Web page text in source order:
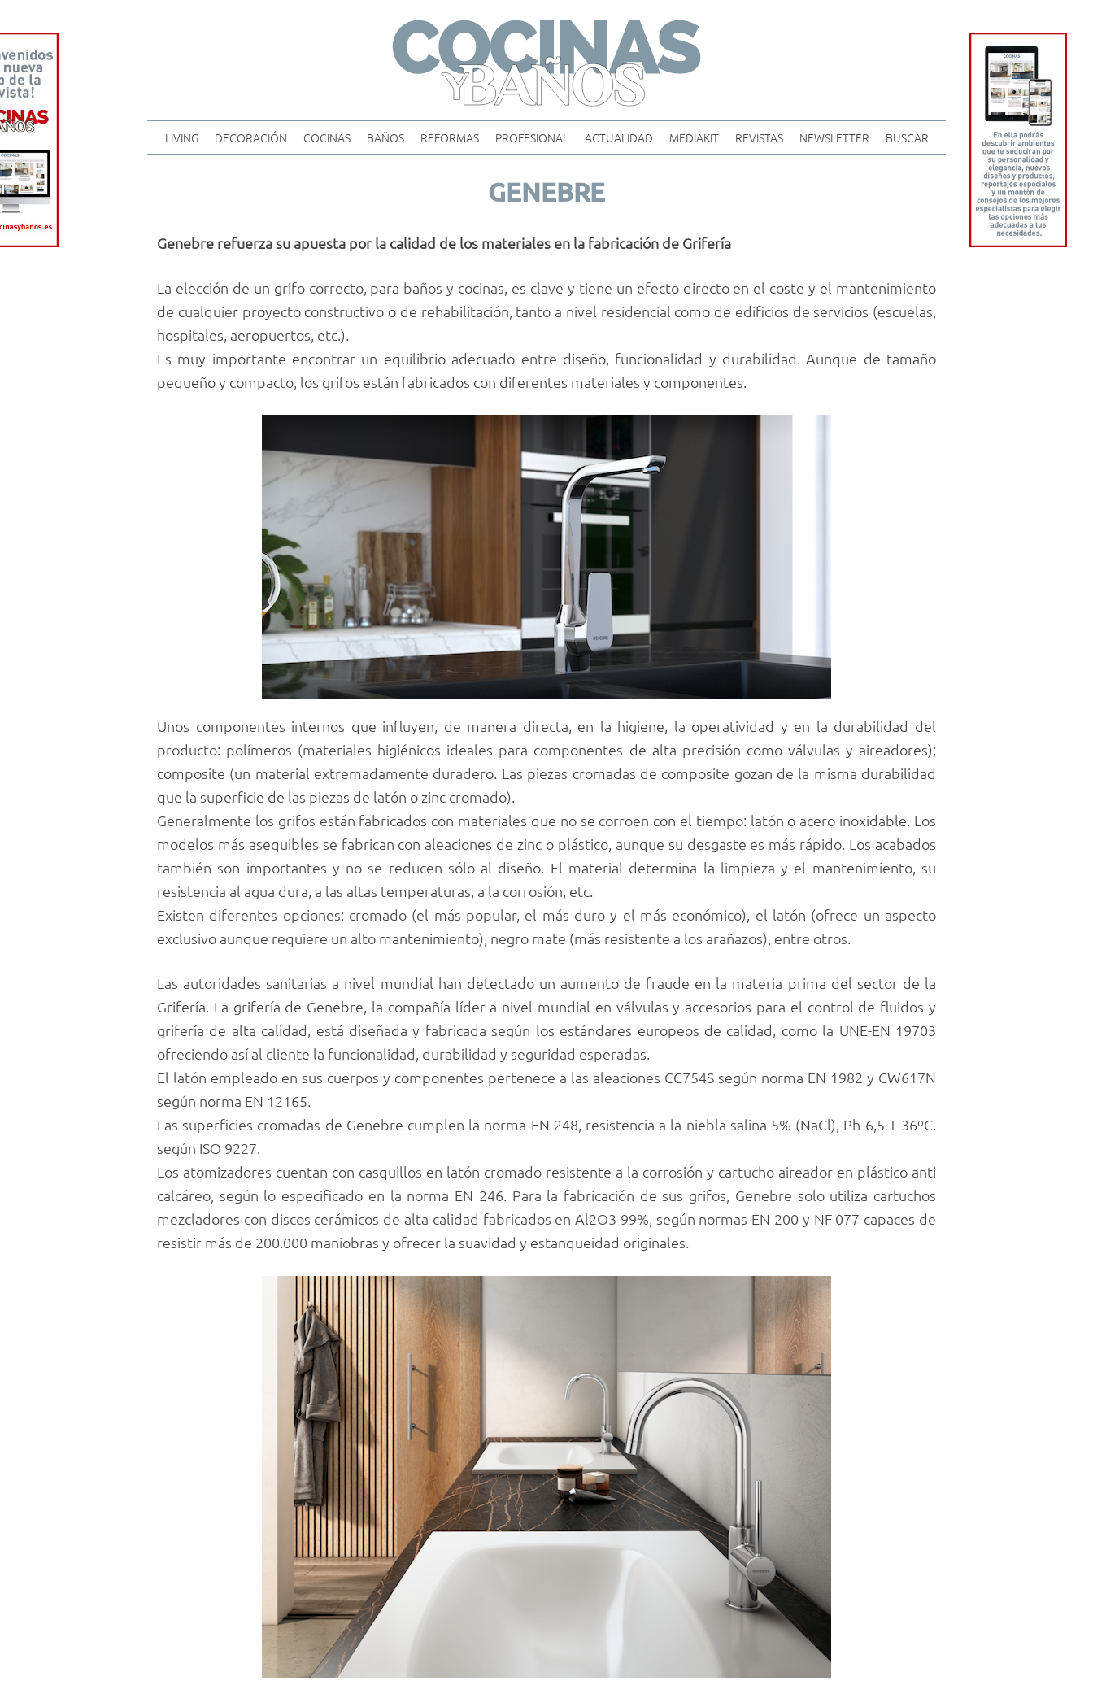
content
LIVING DECORACIÓN COCINAS BAÑOS REFORMAS PROFESIONAL ACTUALIDAD MEDIAKIT REVISTAS NEWSLETTER BUSCAR
GENEBRE
Genebre refuerza su apuesta por la calidad de los materiales en la fabricación de Grifería
La elección de un grifo correcto, para baños y cocinas, es clave y tiene un efecto directo en el coste y el mantenimiento
de cualquier proyecto constructivo o de rehabilitación, tanto a nivel residencial como de edificios de servicios (escuelas,
hospitales, aeropuertos, etc.).
Es muy importante encontrar un equilibrio adecuado entre diseño, funcionalidad y durabilidad. Aunque de tamaño
pequeño y compacto, los grifos están fabricados con diferentes materiales y componentes.
Unos componentes internos que influyen, de manera directa, en la higiene, la operatividad y en la durabilidad del
producto: polímeros (materiales higiénicos ideales para componentes de alta precisión como válvulas y aireadores);
composite (un material extremadamente duradero. Las piezas cromadas de composite gozan de la misma durabilidad
que la superficie de las piezas de latón o zinc cromado).
Generalmente los grifos están fabricados con materiales que no se corroen con el tiempo: latón o acero inoxidable. Los
modelos más asequibles se fabrican con aleaciones de zinc o plástico, aunque su desgaste es más rápido. Los acabados
también son importantes y no se reducen sólo al diseño. El material determina la limpieza y el mantenimiento, su
resistencia al agua dura, a las altas temperaturas, a la corrosión, etc.
Existen diferentes opciones: cromado (el más popular, el más duro y el más económico), el latón (ofrece un aspecto
exclusivo aunque requiere un alto mantenimiento), negro mate (más resistente a los arañazos), entre otros.
Las autoridades sanitarias a nivel mundial han detectado un aumento de fraude en la materia prima del sector de la
Grifería. La grifería de Genebre, la compañía líder a nivel mundial en válvulas y accesorios para el control de fluidos y
grifería de alta calidad, está diseñada y fabricada según los estándares europeos de calidad, como la UNE-EN 19703
ofreciendo así al cliente la funcionalidad, durabilidad y seguridad esperadas.
El latón empleado en sus cuerpos y componentes pertenece a las aleaciones CC754S según norma EN 1982 y CW617N
según norma EN 12165.
Las superficies cromadas de Genebre cumplen la norma EN 248, resistencia a la niebla salina 5% (NaCl), Ph 6,5 T 36ºC.
según ISO 9227.
Los atomizadores cuentan con casquillos en latón cromado resistente a la corrosión y cartucho aireador en plástico anti
calcáreo, según lo especificado en la norma EN 246. Para la fabricación de sus grifos, Genebre solo utiliza cartuchos
mezcladores con discos cerámicos de alta calidad fabricados en Al2O3 99%, según normas EN 200 y NF 077 capaces de
resistir más de 200.000 maniobras y ofrecer la suavidad y estanqueidad originales.